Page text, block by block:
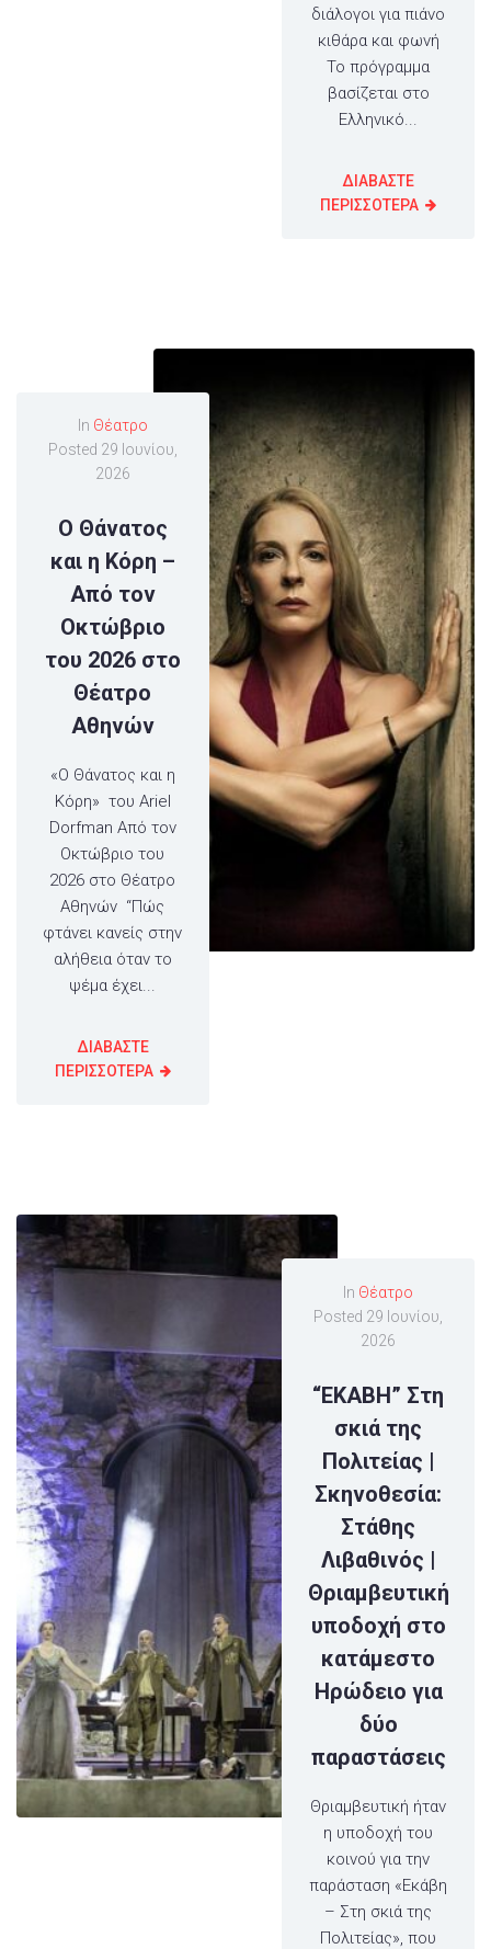
διάλογοι για πιάνο
κιθάρα και φωνή
Το πρόγραμμα
βασίζεται στο
Ελληνικό...
ΔΙΑΒΑΣΤΕ
ΠΕΡΙΣΣΟΤΕΡΑ
In Θέατρο
Posted 29 Ιουνίου,
2026
Ο Θάνατος
και η Κόρη –
Από τον
Οκτώβριο
του 2026 στο
Θέατρο
Αθηνών
«Ο Θάνατος και η
Κόρη» του Ariel
Dorfman Από τον
Οκτώβριο του
2026 στο Θέατρο
Αθηνών “Πώς
φτάνει κανείς στην
αλήθεια όταν το
ψέμα έχει...
ΔΙΑΒΑΣΤΕ
ΠΕΡΙΣΣΟΤΕΡΑ
In Θέατρο
Posted 29 Ιουνίου,
2026
“ΕΚΑΒΗ” Στη
σκιά της
Πολιτείας |
Σκηνοθεσία:
Στάθης
Λιβαθινός |
Θριαμβευτική
υποδοχή στο
κατάμεστο
Ηρώδειο για
δύο
παραστάσεις
Θριαμβευτική ήταν
η υποδοχή του
κοινού για την
παράσταση «Εκάβη
– Στη σκιά της
Πολιτείας», που